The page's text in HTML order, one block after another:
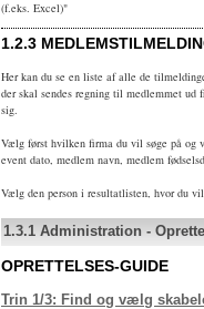
(f.eks. Excel)"
1.2.3
Her kan du se en liste af alle de
der skal sendes regning til medlemmet
sig.
Vælg først hvilken firma du vil søge på og
event dato, medlem navn, medlem
Vælg den person i resultatlisten, hvor du
1.3.1 Administration -
OPRETTELSES-GUIDE
Trin 1/3: Find og vælg